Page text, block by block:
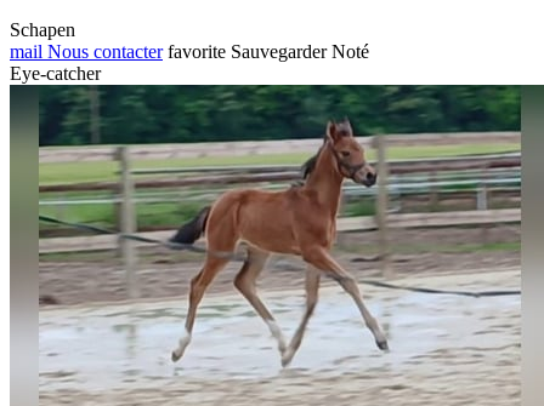
Schapen
mail Nous contacter favorite Sauvegarder Noté
Eye-catcher